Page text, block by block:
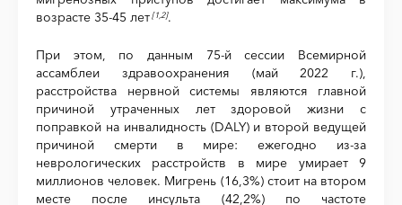
возрасте 35-45 лет[1,2].
При этом, по данным 75-й сессии Всемирной
ассамблеи здравоохранения (май 2022 г.),
расстройства нервной системы являются главной
причиной утраченных лет здоровой жизни с
поправкой на инвалидность (DALY) и второй ведущей
причиной смерти в мире: ежегодно из-за
неврологических расстройств в мире умирает 9
миллионов человек. Мигрень (16,3%) стоит на втором
месте после инсульта (42,2%) по частоте